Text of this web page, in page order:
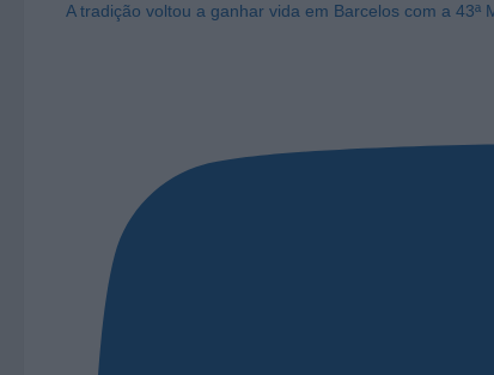
A tradição voltou a ganhar vida em Barcelos com a